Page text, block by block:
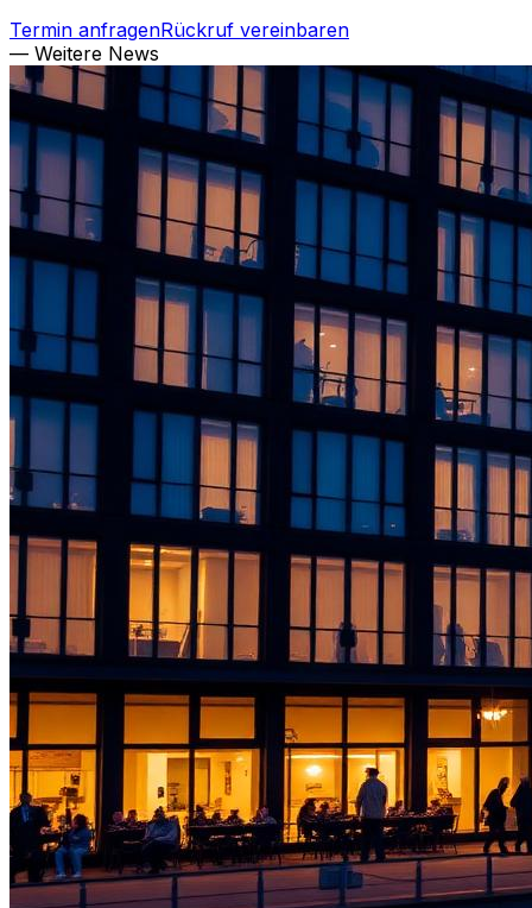
Termin anfragenRückruf vereinbaren
— Weitere News